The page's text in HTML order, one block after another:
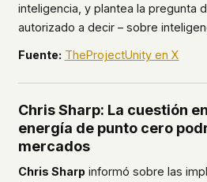
inteligencia, y plantea la pregunta
autorizado a decir – sobre
Fuente: TheProjectUnity en X
Chris Sharp: La cuestión
energía de punto cero
mercados
Chris Sharp informó sobre las